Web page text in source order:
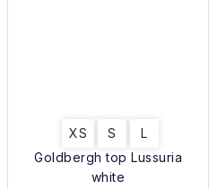
Goldbergh top Lussuria
white
XS S L